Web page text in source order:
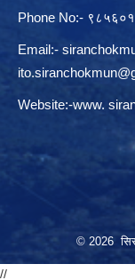
Phone No:-
Email:-
Website:-www.
© 2026
//